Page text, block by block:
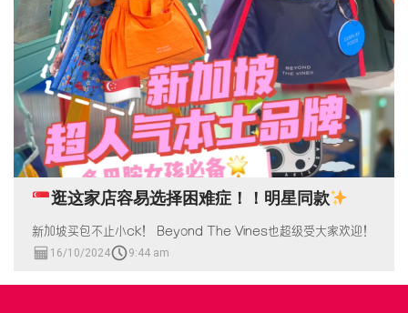
逛这家店容易选择困难症！！明星同款
新加坡买包不止小ck！ Beyond The Vines也超级受大家欢迎！
16/10/2024 9:44 am